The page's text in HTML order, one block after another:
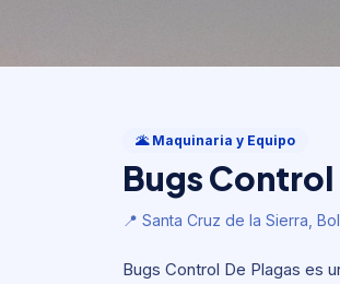
Bugs Control
📍 Santa Cruz de la Sierra, Bolivia 🌎 Bolivia
🌋 Maquinaria y Equipo
Bugs Control
📍 Santa Cruz de la Sierra,
Bugs Control De Plagas es